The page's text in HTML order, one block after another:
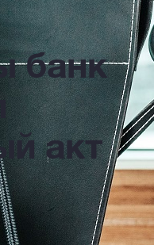
банк
акт